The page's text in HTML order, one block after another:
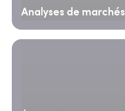
Analyses de marchés